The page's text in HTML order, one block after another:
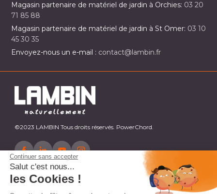
Continuer sans accepter
Salut c'est nous...
les Cookies !
Magasin partenaire de matériel de jardin à Orchies: 03 20
71 85 88
Magasin partenaire de matériel de jardin à St Omer: 03 10
45 30 35
Envoyez-nous un e-mail : contact@lambin.fr
©2023 LAMBIN Tous droits réservés. PowerChord.